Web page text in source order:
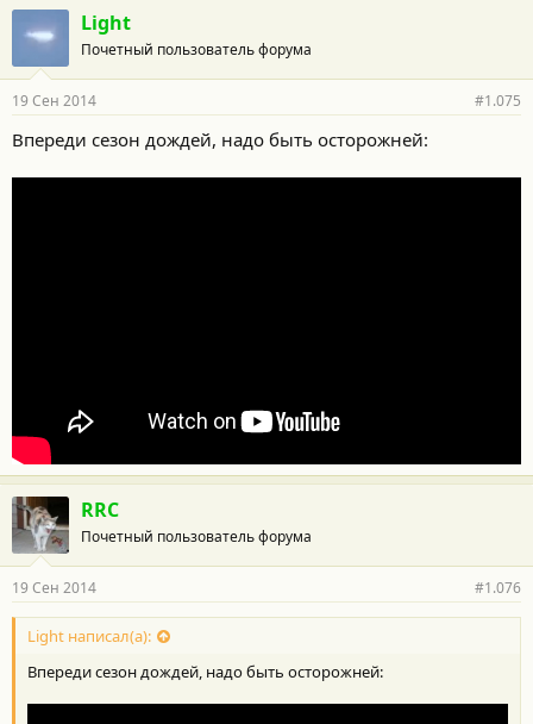
Light
Почетный пользователь форума
19 Сен 2014 #1.075
Впереди сезон дождей, надо быть осторожней:
RRC
Почетный пользователь форума
19 Сен 2014 #1.076
Light написал(а):
Впереди сезон дождей, надо быть осторожней: